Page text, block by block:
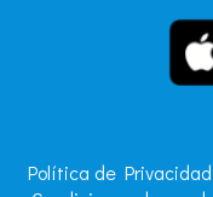
Política de Privacidad